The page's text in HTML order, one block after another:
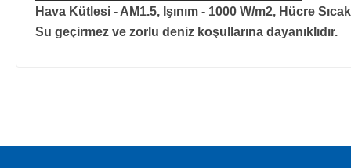
Hava Kütlesi - AM1.5, Işınım - 1000 W/m2, Hücre
Su geçirmez ve zorlu deniz koşullarına dayanıklıdır.